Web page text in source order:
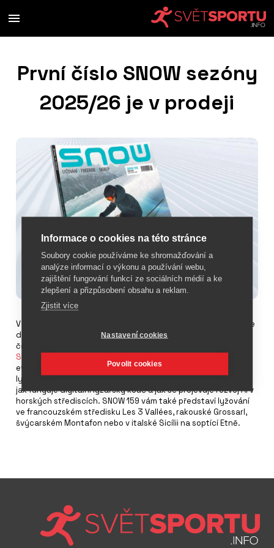
První číslo SNOW sezóny
2025/26 je v prodeji
V prvním vydání SNOW 2025/26, které je v prodeji od 3. října se
dozvíte, jak žije bývalá německá závodnice Martina Ertl, nebo
čemu se věnuje Jan Zabystřan, když nelyžuje. Nové číslo
SNOW 159
evropský kontinent a naučí vás, jak moderně regenerovat po
lyžování. V novém čísle SNOW se 132 stranami se také dovíte,
jak funguje digitální lyžařský kouč a jak se projevuje rozvoj AI v
horských střediscích. SNOW 159 vám také představí lyžování
ve francouzském středisku Les 3 Vallées, rakouské Grossarl,
švýcarském Montafon nebo v italské Sicílii na soptící Etně.
Informace o cookies na této stránce
Soubory cookie používáme ke shromažďování a
analýze informací o výkonu a používání webu,
zajištění fungování funkcí ze sociálních médií a ke
zlepšení a přizpůsobení obsahu a reklam.
Zjistit více
Nastavení cookies
Povolit cookies